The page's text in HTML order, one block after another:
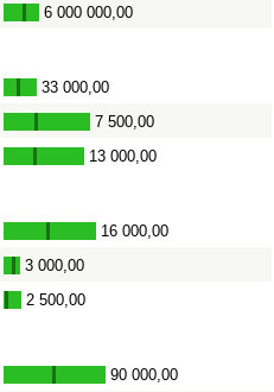
- 6 000 000,00
- 33 000,00
- 7 500,00
- 13 000,00
- 16 000,00
- 3 000,00
- 2 500,00
- 90 000,00